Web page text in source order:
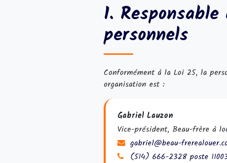
1.
personnels
Conformément à la Loi 25, la
organisation est :
Gabriel Lauzon
Vice-président, Beau-frère à
gabriel@beau-
(514) 666-2328 poste